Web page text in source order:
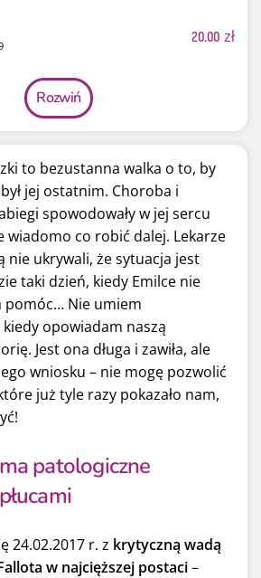
20.00 zł
Rozwiń
to bezustanna walka o to, by
jej ostatnim. Choroba i
spowodowały w jej sercu
wiadomo co robić dalej. Lekarze
nie ukrywali, że sytuacja jest
taki dzień, kiedy Emilce nie
pomóc… Nie umiem
kiedy opowiadam naszą
Jest ona długa i zawiła, ale
wniosku – nie mogę pozwolić
już tyle razy pokazało nam,
patologiczne
24.02.2017 r. z krytyczną wadą
w najcięższej postaci–